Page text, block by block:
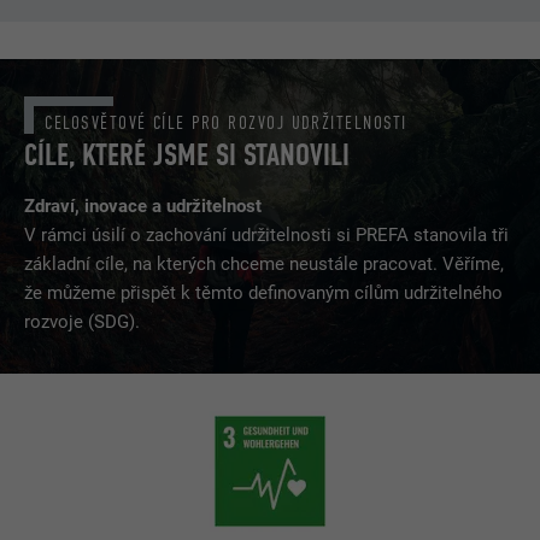
CÍLE, KTERÉ JSME SI STANOVILI
CELOSVĚTOVÉ CÍLE PRO ROZVOJ UDRŽITELNOSTI
Zdraví, inovace a udržitelnost
V rámci úsilí o zachování udržitelnosti si PREFA stanovila tři
základní cíle, na kterých chceme neustále pracovat. Věříme,
že můžeme přispět k těmto definovaným cílům udržitelného
rozvoje (SDG).